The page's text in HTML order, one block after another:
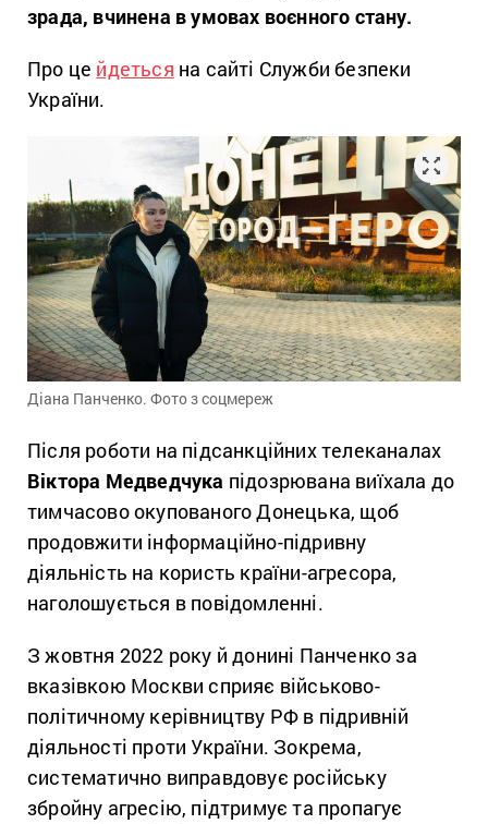
зрада, вчинена в умовах воєнного стану.
Про це йдеться на сайті Служби безпеки
України.
Діана Панченко. Фото з соцмереж
Після роботи на підсанкційних телеканалах
Віктора Медведчука підозрювана виїхала до
тимчасово окупованого Донецька, щоб
продовжити інформаційно-підривну
діяльність на користь країни-агресора,
наголошується в повідомленні.
З жовтня 2022 року й донині Панченко за
вказівкою Москви сприяє військово-
політичному керівництву РФ в підривній
діяльності проти України. Зокрема,
систематично виправдовує російську
збройну агресію, підтримує та пропагує